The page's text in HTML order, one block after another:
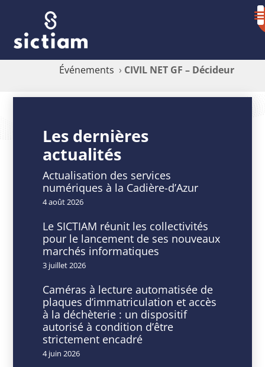
Événements › CIVIL NET GF – Décideur
NET
Décideur
DATE
13
Mai
2024
Expiré!
HEURE
9
h
00
min
-
16
h
30
Les dernières
actualités
Actualisation des services
numériques à la Cadière-d’Azur
4 août 2026
Le SICTIAM réunit les collectivités
pour le lancement de ses nouveaux
marchés informatiques
3 juillet 2026
Caméras à lecture automatisée de
plaques d’immatriculation et accès
à la déchèterie : un dispositif
autorisé à condition d’être
strictement encadré
4 juin 2026